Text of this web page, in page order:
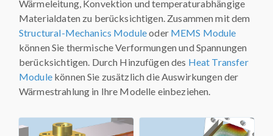
Wärmeleitung, Konvektion und temperaturabhängige
Materialdaten zu berücksichtigen. Zusammen mit dem
Structural-Mechanics Moduleoder MEMS Module
können Sie thermische Verformungen und Spannungen
berücksichtigen. Durch Hinzufügen des Heat Transfer
Modulekönnen Sie zusätzlich die Auswirkungen der
Wärmestrahlung in Ihre Modelle einbeziehen.